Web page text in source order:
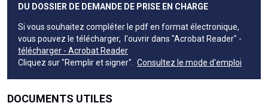
DU DOSSIER DE DEMANDE DE PRISE EN CHARGE
Si vous souhaitez compléter le pdf en format électronique,
vous pouvez le télécharger, l'ouvrir dans "Acrobat Reader" -
télécharger - Acrobat Reader
Cliquez sur "Remplir et signer". Consultez le mode d'emploi
DOCUMENTS UTILES